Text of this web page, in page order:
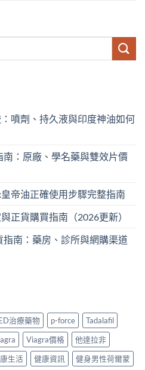
噴劑、持久液與印度神油如何
：原廠、學名藥與雙效片價
帝油正確使用步驟完整指南
正貨購買指南（2026更新）
南：藥房、診所與網購渠道
治療藥物 p-force
Tadalafil
Viagra價格
他達拉非
生活 健康資訊 健身男性荷爾蒙